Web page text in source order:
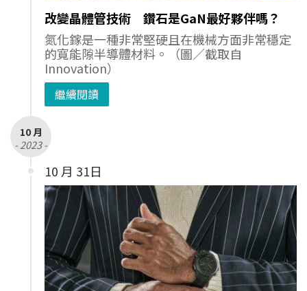
改變晶體管技術 鑽石是GaN最好夥伴嗎？
氮化鎵是一種非常堅硬且在機械方面非常穩定
的寬能隙半導體材料。（圖／截取自
Innovation）
繼續閱讀
10 月
- 2023 -
10 月 31日